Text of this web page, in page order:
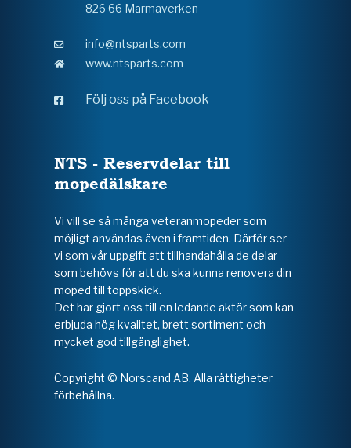
826 66 Marmaverken
info@ntsparts.com
www.ntsparts.com
Följ oss på Facebook
NTS - Reservdelar till
mopedälskare
Vi vill se så många veteranmopeder som
möjligt användas även i framtiden. Därför ser
vi som vår uppgift att tillhandahålla de delar
som behövs för att du ska kunna renovera din
moped till toppskick.
Det har gjort oss till en ledande aktör som kan
erbjuda hög kvalitet, brett sortiment och
mycket god tillgänglighet.
Copyright © Norscand AB. Alla rättigheter
förbehållna.